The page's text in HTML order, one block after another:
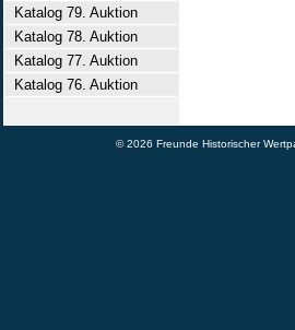
Katalog 79. Auktion
Katalog 78. Auktion
Katalog 77. Auktion
Katalog 76. Auktion
© 2026 Freunde Historischer